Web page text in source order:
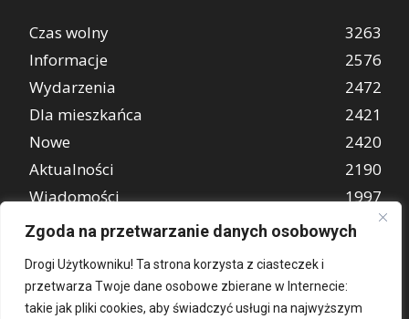
Zgoda na przetwarzanie danych osobowych
Drogi Użytkowniku! Ta strona korzysta z ciasteczek i
przetwarza Twoje dane osobowe zbierane w Internecie:
takie jak pliki cookies, aby świadczyć usługi na najwyższym
Czas wolny
3263
Informacje
2576
Wydarzenia
2472
Dla mieszkańca
2421
Nowe
2420
Aktualności
2190
Wiadomości
1997
REKLAMA
849